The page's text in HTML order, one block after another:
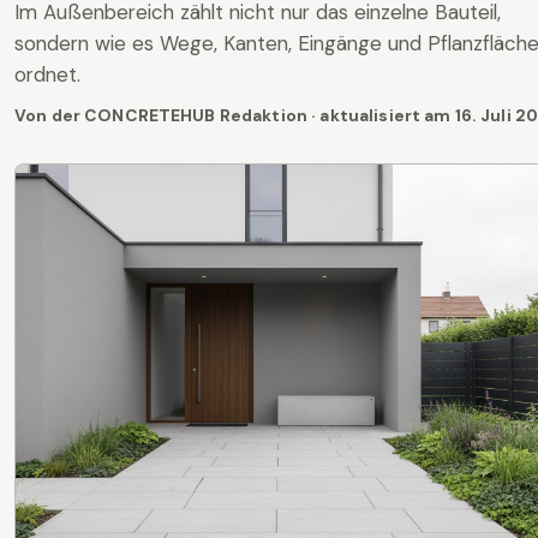
Im Außenbereich zählt nicht nur das einzelne Bauteil,
sondern wie es Wege, Kanten, Eingänge und
ordnet.
Von der CONCRETEHUB Redaktion · aktualisiert am 16. Juli